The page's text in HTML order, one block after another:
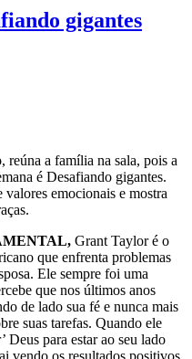
gigantes
reúna a família na sala, pois a
é Desafiando gigantes.
emocionais e mostra
Grant Taylor é o
que enfrenta problemas
Ele sempre foi uma
que nos últimos anos
de lado sua fé e nunca mais
suas tarefas. Quando ele
Deus para estar ao seu lado
vendo os resultados positivos